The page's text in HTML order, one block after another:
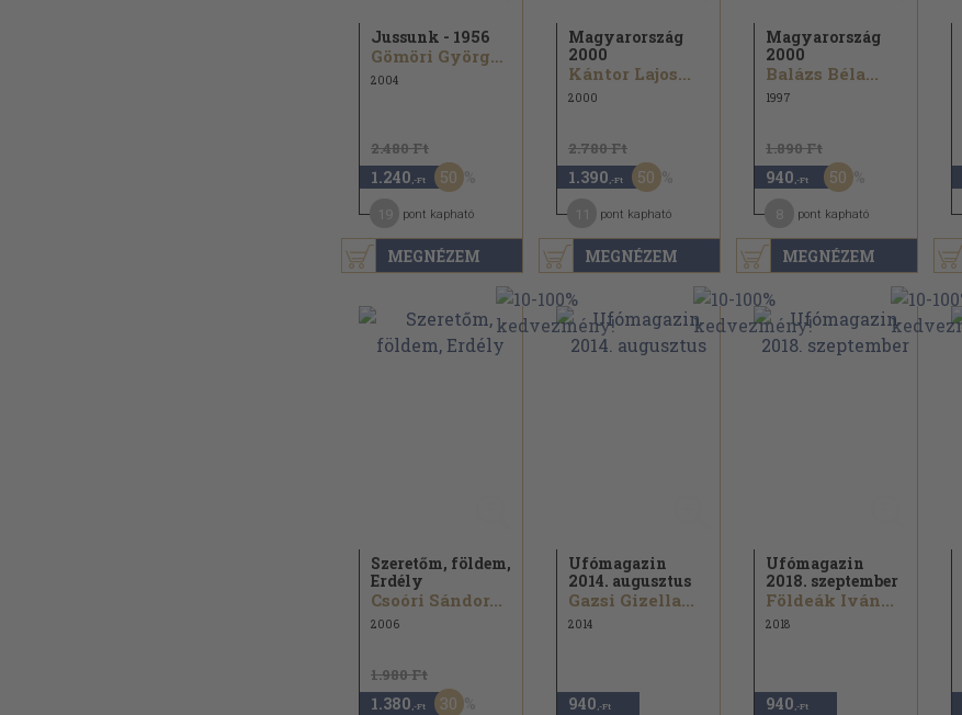
MEGNÉZEM
Jussunk - 1956
Gömöri György...
2004
2.480 Ft
1.240 ,-Ft 50
pont kapható
MEGNÉZEM
Magyarország
2000
Kántor Lajos...
2000
2.780 Ft
1.390 ,-Ft 50
pont kapható
MEGNÉZEM
Magyarország
2000
Balázs Béla...
1997
1.890 Ft
940 ,-Ft 50
pont kapható
Szeretőm, földem,
Erdély
Csoóri Sándor...
2006
1.980 Ft
1.380 ,-Ft 30
Ufómagazin
2014. augusztus
Gazsi Gizella...
2014
940 ,-Ft
Ufómagazin
2018. szeptember
Földeák Iván...
2018
940 ,-Ft